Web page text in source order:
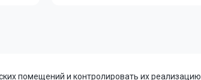
помещений и контролировать их реализацию.